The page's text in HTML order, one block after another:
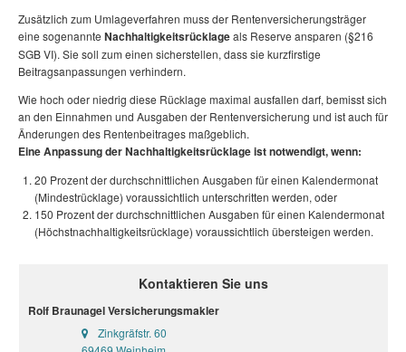
Zusätzlich zum Umlageverfahren muss der Rentenversicherungsträger
eine sogenannte Nachhaltigkeitsrücklageals Reserve ansparen (§216
SGB VI). Sie soll zum einen sicherstellen, dass sie kurzfirstige
Beitragsanpassungen verhindern.
Wie hoch oder niedrig diese Rücklage maximal ausfallen darf, bemisst sich
an den Einnahmen und Ausgaben der Rentenversicherung und ist auch für
Änderungen des Rentenbeitrages maßgeblich.
Eine Anpassung der Nachhaltigkeitsrücklage ist notwendigt, wenn:
20 Prozent der durchschnittlichen Ausgaben für einen Kalendermonat
(Mindestrücklage) voraussichtlich unterschritten werden, oder
150 Prozent der durchschnittlichen Ausgaben für einen Kalendermonat
(Höchstnachhaltigkeitsrücklage) voraussichtlich übersteigen werden.
Kontaktieren Sie uns
Rolf Braunagel Versicherungsmakler
Zinkgräfstr. 60